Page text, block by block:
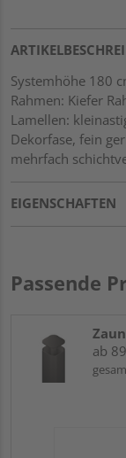
Systemhöhe 180
Rahmen: Kiefer
Lamellen:
Dekorfase, fein
mehrfach
EIGENSCHAFTEN
Passende
ab